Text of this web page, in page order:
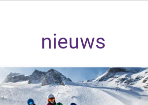
nieuws